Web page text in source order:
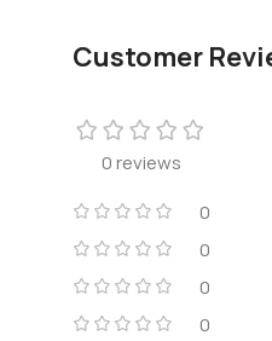
Customer
0 reviews
0
0
0
0